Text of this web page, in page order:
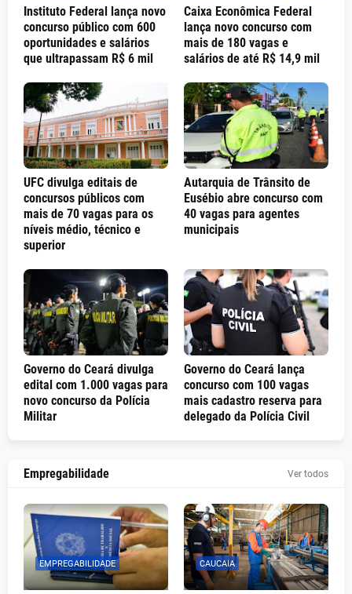
Instituto Federal lança novo
concurso público com 600
oportunidades e salários
que ultrapassam R$ 6 mil
Caixa Econômica Federal
lança novo concurso com
mais de 180 vagas e
salários de até R$ 14,9 mil
UFC divulga editais de
concursos públicos com
mais de 70 vagas para os
níveis médio, técnico e
superior
Autarquia de Trânsito de
Eusébio abre concurso com
40 vagas para agentes
municipais
Governo do Ceará divulga
edital com 1.000 vagas para
novo concurso da Polícia
Militar
Governo do Ceará lança
concurso com 100 vagas
mais cadastro reserva para
delegado da Polícia Civil
Empregabilidade Ver todos
EMPREGABILIDADE CAUCAIA